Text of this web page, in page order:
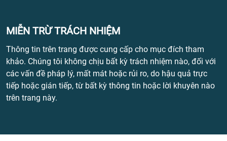
MIỄN TRỪ TRÁCH NHIỆM
Thông tin trên trang được cung cấp cho mục đích tham
khảo. Chúng tôi không chịu bất kỳ trách nhiệm nào, đối với
các vấn đề pháp lý, mất mát hoặc rủi ro, do hậu quả trực
tiếp hoặc gián tiếp, từ bất kỳ thông tin hoặc lời khuyên nào
trên trang này.